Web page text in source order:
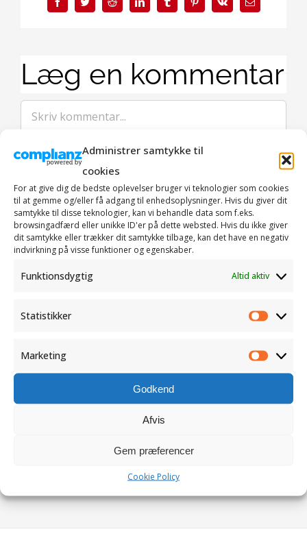
Administrer samtykke til
cookies
For at give dig de bedste oplevelser bruger vi teknologier som cookies
til at gemme og/eller få adgang til enhedsoplysninger. Hvis du giver dit
samtykke til disse teknologier, kan vi behandle data som f.eks.
browsingadfærd eller unikke ID'er på dette websted. Hvis du ikke giver
dit samtykke eller trækker dit samtykke tilbage, kan det have en negativ
indvirkning på visse funktioner og egenskaber.
Funktionsdygtig Altid aktiv
Statistikker
Marketing
Godkend
Afvis
Gem præferencer
Cookie Policy
FacebookTwitterReddit LinkedInTumblrPinterest
Vk
E-
mail
Læg en kommentar
næste gang jeg kommenterer